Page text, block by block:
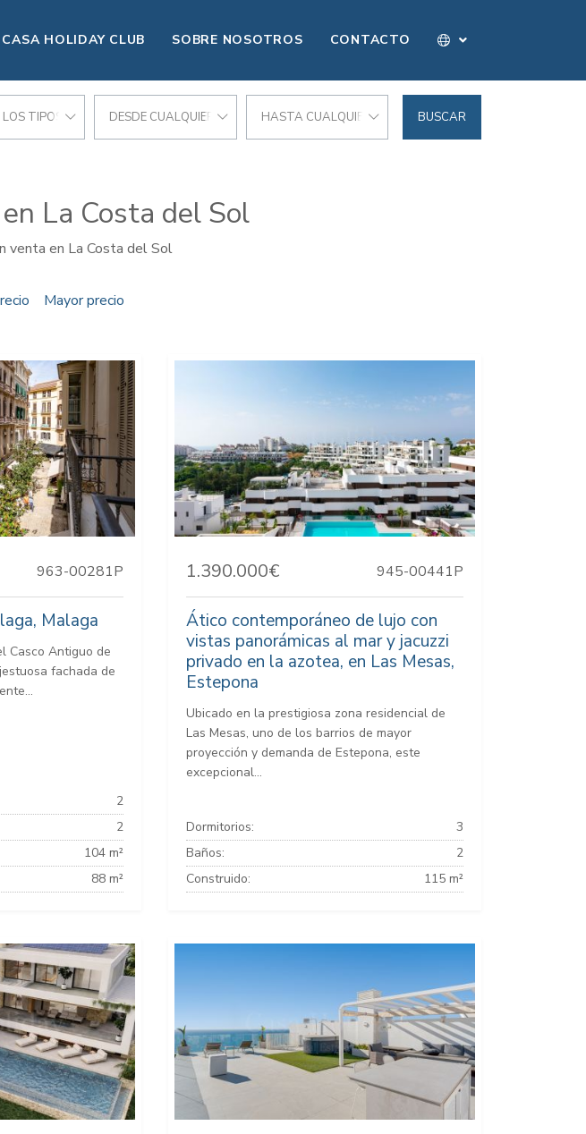
CASA HOLIDAY CLUB SOBRE NOSOTROS CONTACTO
TIPOS DESDE CUALQUIER PRECIO HASTA CUALQUIER PRECIO BUSCAR
La Costa del Sol
venta en La Costa del Sol
Mayor precio
963-00281P
Malaga
Casco Antiguo de
fachada de
2
2
104 m²
88 m²
1.390.000€ 945-00441P
Ático contemporáneo de lujo con
vistas panorámicas al mar y jacuzzi
privado en la azotea, en Las Mesas,
Estepona
Ubicado en la prestigiosa zona residencial de
Las Mesas, uno de los barrios de mayor
proyección y demanda de Estepona, este
excepcional...
Dormitorios:
3
Baños:
2
Construido:
115 m²